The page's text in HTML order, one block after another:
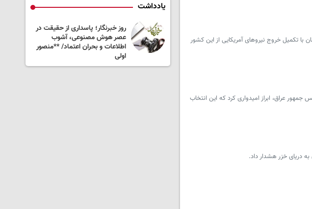
تکمیل خروج نیروهای آمریکایی از این کشور
عراق، ابراز امیدواری کرد که این انتخاب
دریای خزر هشدار داد.
یادداشت
مهاباد؛ تجاری
فضای سبز
روز خبرنگار؛ پاسداری از حقیقت در
عصر هوش مصنوعی، آشوب
اطلاعات و بحران اعتماد/ **منصور
نام مادر؛ حقیقتی که
بماند/شفیع بهرامیان